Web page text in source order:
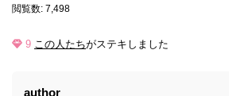
閲覧数: 7,498
9 この人たちがステキしました
author